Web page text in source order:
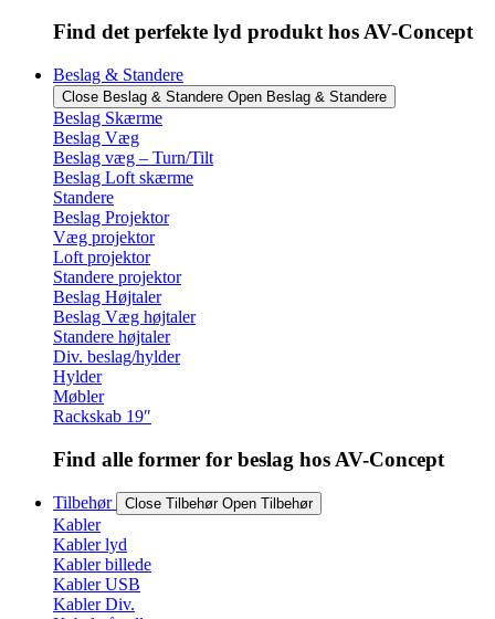
Find det perfekte lyd produkt hos AV-Concept
Beslag & Standere
Close Beslag & Standere Open Beslag & Standere
Beslag Skærme
Beslag Væg
Beslag væg – Turn/Tilt
Beslag Loft skærme
Standere
Beslag Projektor
Væg projektor
Loft projektor
Standere projektor
Beslag Højtaler
Beslag Væg højtaler
Standere højtaler
Div. beslag/hylder
Hylder
Møbler
Rackskab 19″
Find alle former for beslag hos AV-Concept
Tilbehør Close Tilbehør Open Tilbehør
Kabler
Kabler lyd
Kabler billede
Kabler USB
Kabler Div.